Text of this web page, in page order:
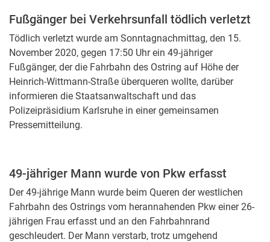
Fußgänger bei Verkehrsunfall tödlich verletzt
Tödlich verletzt wurde am Sonntagnachmittag, den 15.
November 2020, gegen 17:50 Uhr ein 49-jähriger
Fußgänger, der die Fahrbahn des Ostring auf Höhe der
Heinrich-Wittmann-Straße überqueren wollte, darüber
informieren die Staatsanwaltschaft und das
Polizeipräsidium Karlsruhe in einer gemeinsamen
Pressemitteilung.
49-jähriger Mann wurde von Pkw erfasst
Der 49-jährige Mann wurde beim Queren der westlichen
Fahrbahn des Ostrings vom herannahenden Pkw einer 26-
jährigen Frau erfasst und an den Fahrbahnrand
geschleudert. Der Mann verstarb, trotz umgehend